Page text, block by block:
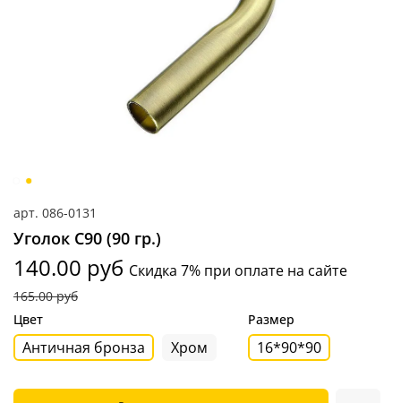
арт. 086-0131
Уголок С90 (90 гр.)
140.00 руб Скидка 7% при оплате на сайте
165.00 руб
Цвет
Античная бронза Хром
Размер
16*90*90